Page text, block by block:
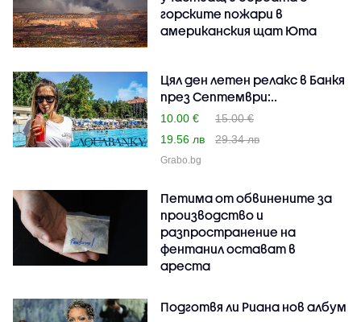
горските пожари в
американския щат Юта
Цял ден летен релакс в Банкя
през Септември:..
10.00 €
15.00 €
19.56 лв
29.34 лв
Grabo.bg
Петима от обвинените за
производство и
разпространение на
фентанил остават в
ареста
Подготвя ли Риана нов албум